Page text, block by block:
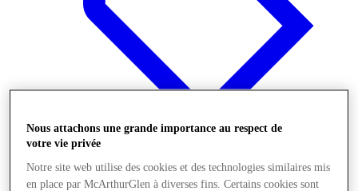
Offres
Nous attachons une grande importance au respect de
votre vie privée
Notre site web utilise des cookies et des technologies similaires mis
en place par McArthurGlen à diverses fins. Certains cookies sont